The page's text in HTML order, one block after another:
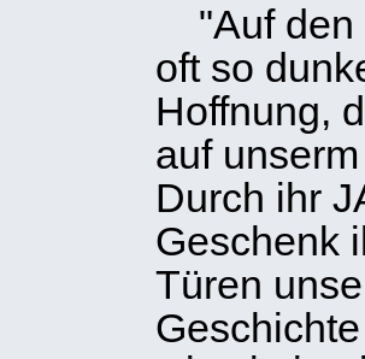
"Auf den
oft so
Hoffnung,
auf
Durch ihr
Geschenk
Türen